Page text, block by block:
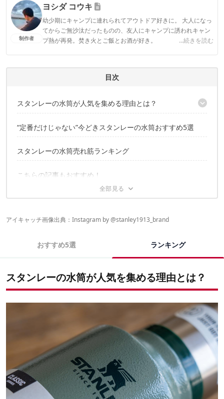
CAMP HACK編集部のプロフィール
制作者
ヨシダ コウキ
幼少期にキャンプに連れられてアウトドア好きに。 大人になっ
てからご無沙汰だったものの、友人にキャンプに誘われキャン
プ熱が再発。焚き火とご飯とお酒が好き。
...続きを読む
ヨシダ コウキのプロフィール
目次
スタンレーの水筒が人気を集める理由とは？
“孫の代まで使える”を感じる、伝説的エピソード
“定番だけじゃない”今どきスタンレーの水筒おすすめ5選
スタンレーの水筒売れ筋ランキング
こちらの記事もおすすめ！
アイキャッチ画像出典：Instagram by @stanley1913_brand
おすすめ5選 ランキング
スタンレーの水筒が人気を集める理由とは？